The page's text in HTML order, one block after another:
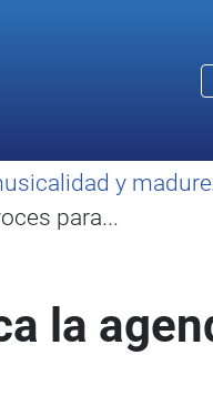
y
para...
la